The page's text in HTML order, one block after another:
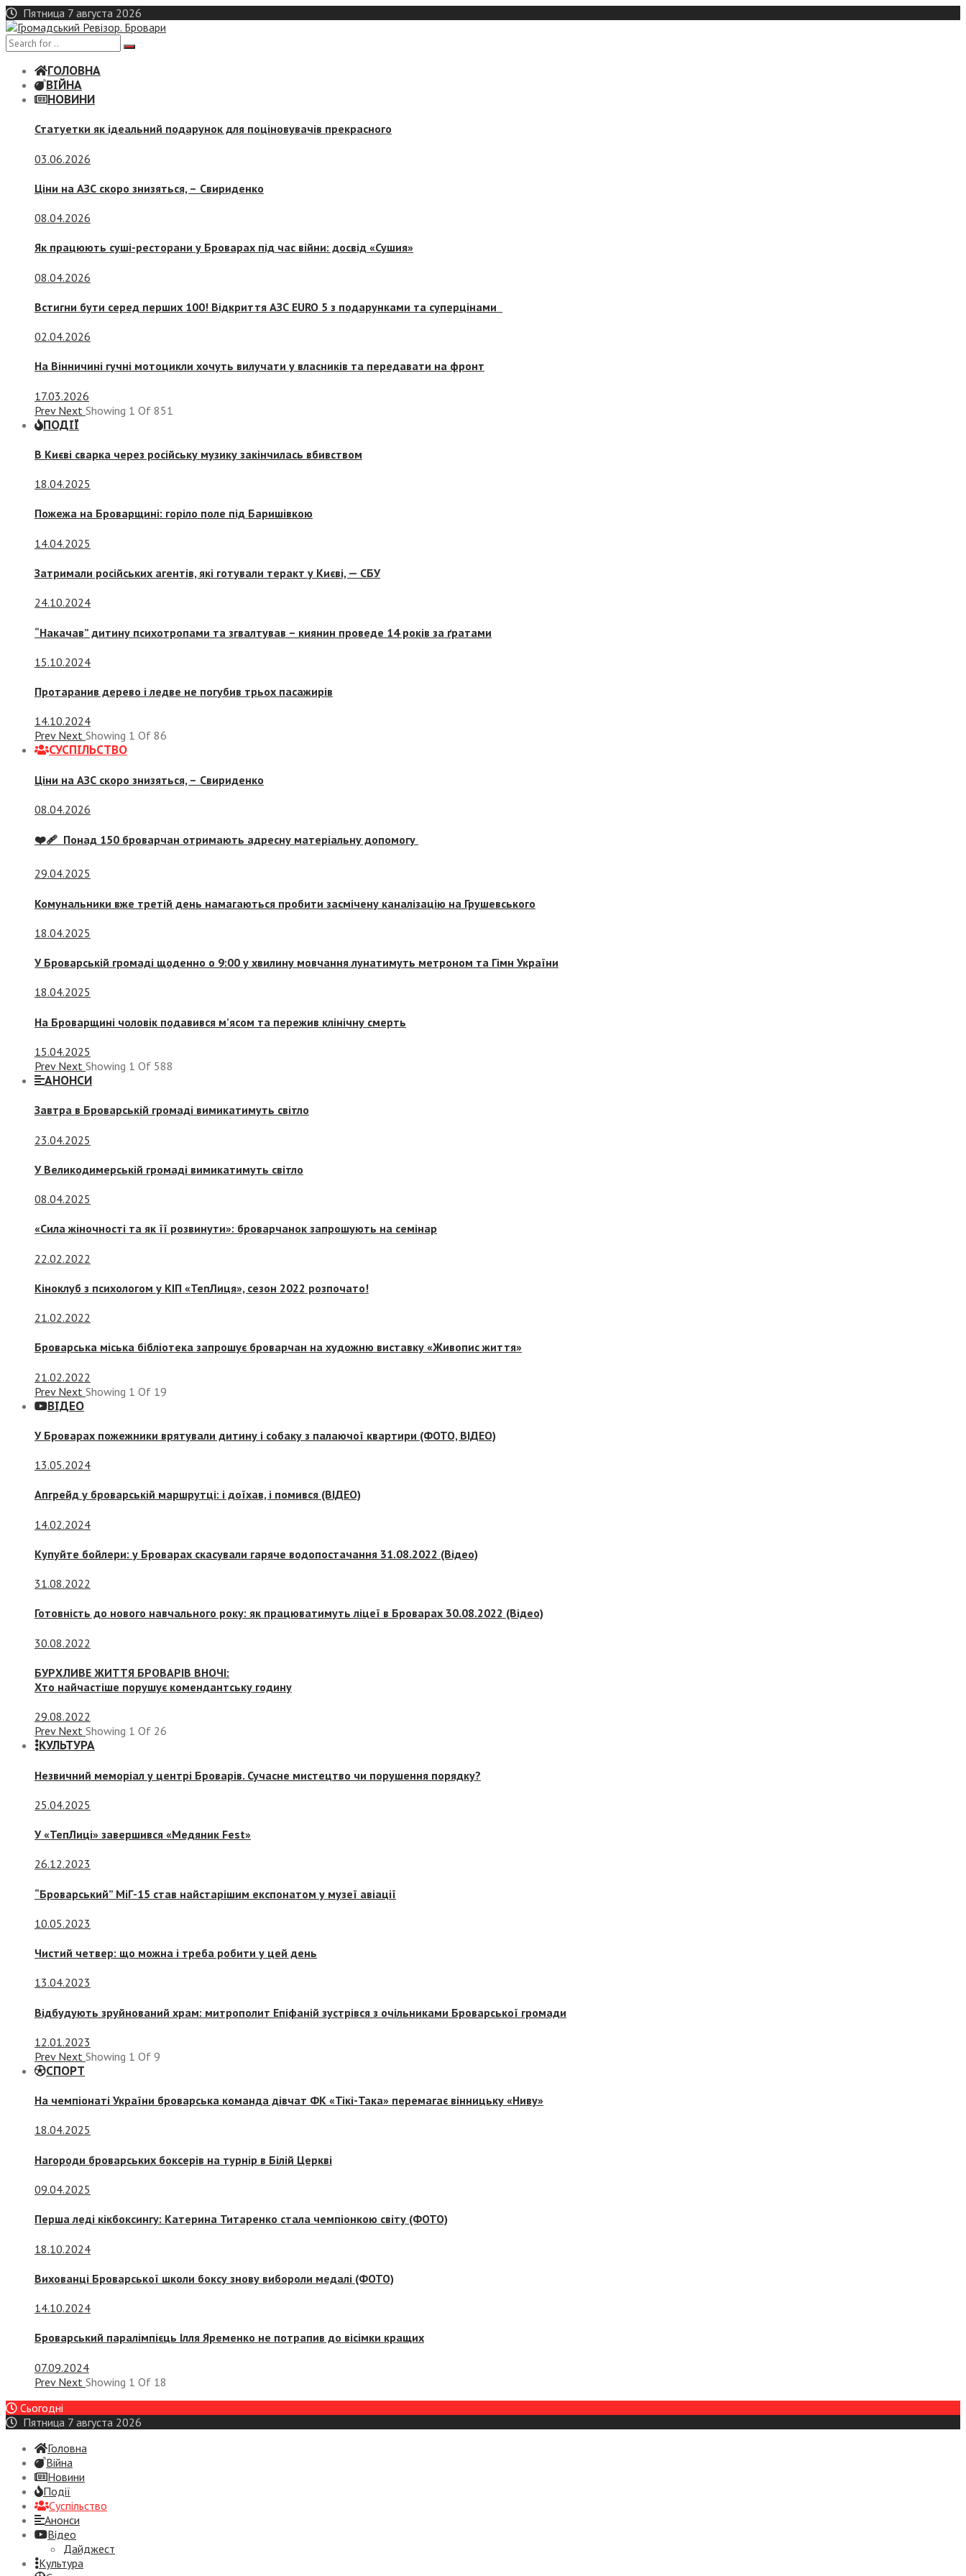
Skip
to
content
Пятница 7 августа 2026
ГОЛОВНА
ВІЙНА
НОВИНИ
Статуетки як ідеальний подарунок для поціновувачів прекрасного
03.06.2026
Ціни на АЗС скоро знизяться, – Свириденко
08.04.2026
Як працюють суші-ресторани у Броварах під час війни: досвід «Сушия»
08.04.2026
Встигни бути серед перших 100! Відкриття АЗС EURO 5 з подарунками та суперцінами
02.04.2026
На Вінничині гучні мотоцикли хочуть вилучати у власників та передавати на фронт
17.03.2026
Prev Next Showing 1 Of 851
ПОДІЇ
В Києві сварка через російську музику закінчилась вбивством
18.04.2025
Пожежа на Броварщині: горіло поле під Баришівкою
14.04.2025
Затримали російських агентів, які готували теракт у Києві, — СБУ
24.10.2024
“Накачав” дитину психотропами та згвалтував – киянин проведе 14 років за ґратами
15.10.2024
Протаранив дерево і ледве не погубив трьох пасажирів
14.10.2024
Prev Next Showing 1 Of 86
СУСПIЛЬСТВО
Ціни на АЗС скоро знизяться, – Свириденко
08.04.2026
❤️‍🩹 Понад 150 броварчан отримають адресну матеріальну допомогу
29.04.2025
Комунальники вже третій день намагаються пробити засмічену каналізацію на Грушевського
18.04.2025
У Броварській громаді щоденно о 9:00 у хвилину мовчання лунатимуть метроном та Гімн України
18.04.2025
На Броварщині чоловік подавився м’ясом та пережив клінічну смерть
15.04.2025
Prev Next Showing 1 Of 588
АНОНСИ
Завтра в Броварській громаді вимикатимуть світло
23.04.2025
У Великодимерській громаді вимикатимуть світло
08.04.2025
«Сила жіночності та як її розвинути»: броварчанок запрошують на семінар
22.02.2022
Кіноклуб з психологом у КІП «ТепЛиця», сезон 2022 розпочато!
21.02.2022
Броварська міська бібліотека запрошує броварчан на художню виставку «Живопис життя»
21.02.2022
Prev Next Showing 1 Of 19
ВІДЕО
У Броварах пожежники врятували дитину і собаку з палаючої квартири (ФОТО, ВІДЕО)
13.05.2024
Апгрейд у броварській маршрутці: і доїхав, і помився (ВІДЕО)
14.02.2024
Купуйте бойлери: у Броварах скасували гаряче водопостачання 31.08.2022 (Відео)
31.08.2022
Готовність до нового навчального року: як працюватимуть ліцеї в Броварах 30.08.2022 (Відео)
30.08.2022
БУРХЛИВЕ ЖИТТЯ БРОВАРІВ ВНОЧІ:
Хто найчастіше порушує комендантську годину
29.08.2022
Prev Next Showing 1 Of 26
КУЛЬТУРА
Незвичний меморіал у центрі Броварів. Сучасне мистецтво чи порушення порядку?
25.04.2025
У «ТепЛиці» завершився «Медяник Fest»
26.12.2023
“Броварський” МіГ-15 став найстарішим експонатом у музеї авіації
10.05.2023
Чистий четвер: що можна і треба робити у цей день
13.04.2023
Відбудують зруйнований храм: митрополит Епіфаній зустрівся з очільниками Броварської громади
12.01.2023
Prev Next Showing 1 Of 9
СПОРТ
На чемпіонаті України броварська команда дівчат ФК «Тікі-Така» перемагає вінницьку «Ниву»
18.04.2025
Нагороди броварських боксерів на турнір в Білій Церкві
09.04.2025
Перша леді кікбоксингу: Катерина Титаренко стала чемпіонкою світу (ФОТО)
18.10.2024
Вихованці Броварської школи боксу знову вибороли медалі (ФОТО)
14.10.2024
Броварський паралімпієць Ілля Яременко не потрапив до вісімки кращих
07.09.2024
Prev Next Showing 1 Of 18
Сьогодні
Пятница 7 августа 2026
Головна
Війна
Новини
Події
Суспiльство
Анонси
Відео
Дайджест
Культура